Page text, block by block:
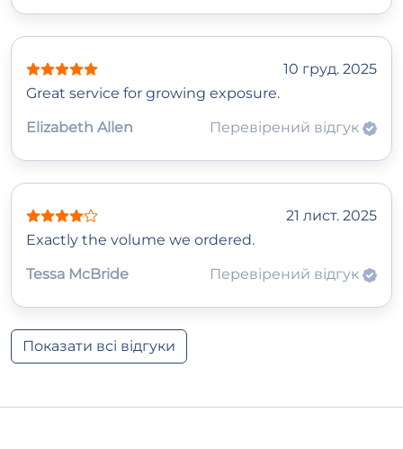
10 груд. 2025
Great service for growing exposure.
Elizabeth Allen
Перевірений відгук
21 лист. 2025
Exactly the volume we ordered.
Tessa McBride
Перевірений відгук
Показати всі відгуки